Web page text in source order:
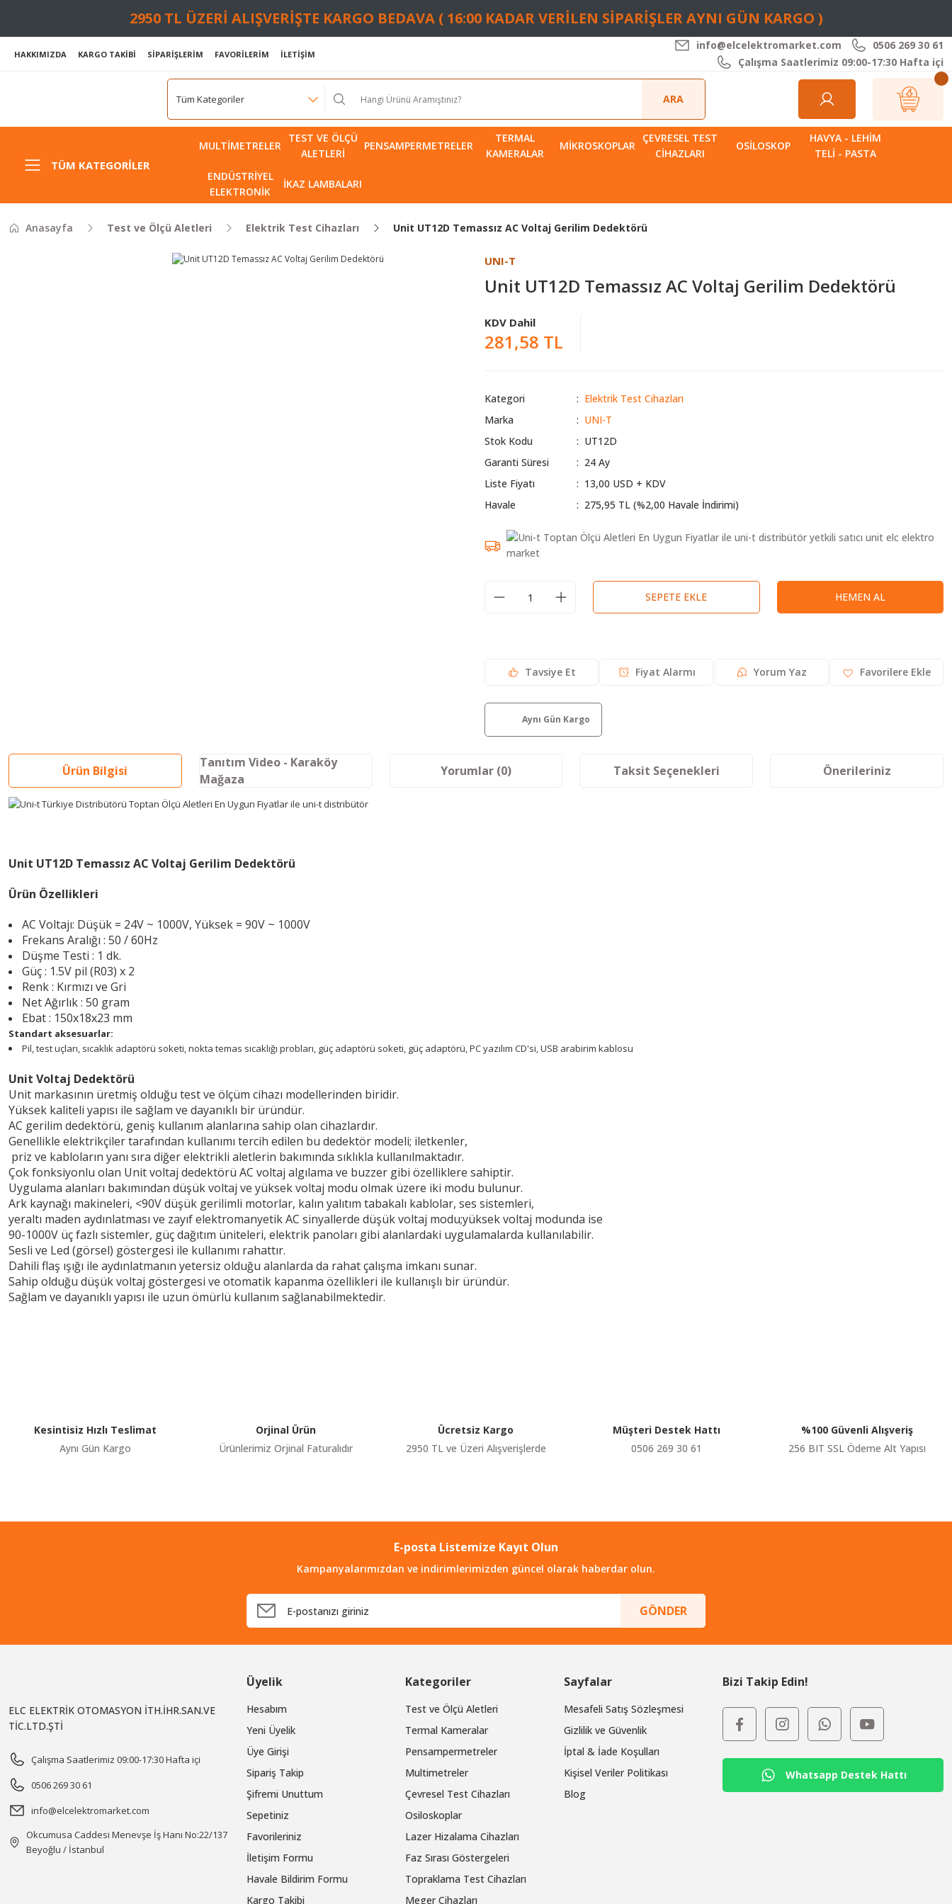
2950 TL ÜZERİ ALIŞVERİŞTE KARGO BEDAVA ( 16:00 KADAR VERİLEN SİPARİŞLER AYNI GÜN KARGO )
HAKKIMIZDA KARGO TAKİBİ SİPARİŞLERİM FAVORİLERİM İLETİŞİM
info@elcelektromarket.com
0506 269 30 61
Çalışma Saatlerimiz 09:00-17:30 Hafta içi
ARA
TÜM KATEGORILER
MULTIMETRELER
TEST VE ÖLÇÜ
ALETLERI
PENSAMPERMETRELER
TERMAL
KAMERALAR
MIKROSKOPLAR
ÇEVRESEL TEST
CIHAZLARI
OSILOSKOP
HAVYA - LEHIM
TELI - PASTA
ENDÜSTRIYEL
ELEKTRONIK
İKAZ LAMBALARI
Anasayfa Test ve Ölçü Aletleri Elektrik Test Cihazları Unit UT12D Temassız AC Voltaj Gerilim Dedektörü
UNI-T
Unit UT12D Temassız AC Voltaj Gerilim Dedektörü
KDV Dahil
281,58 TL
Kategori
Elektrik Test Cihazları
Marka
UNI-T
Stok Kodu
UT12D
Garanti Süresi
24 Ay
Liste Fiyatı
13,00 USD + KDV
Havale
275,95 TL (%2,00 Havale İndirimi)
SEPETE EKLE HEMEN AL
Tavsiye Et Fiyat Alarmı Yorum Yaz
Aynı Gün Kargo
Ürün Bilgisi
Tanıtım Video - Karaköy
Mağaza
Yorumlar (0) Taksit Seçenekleri Önerileriniz
Unit UT12D Temassız AC Voltaj Gerilim Dedektörü
Ürün Özellikleri
AC Voltajı: Düşük = 24V ~ 1000V, Yüksek = 90V ~ 1000V
Frekans Aralığı : 50 / 60Hz
Düşme Testi : 1 dk.
Güç : 1.5V pil (R03) x 2
Renk : Kırmızı ve Gri
Net Ağırlık : 50 gram
Ebat : 150x18x23 mm
Standart aksesuarlar:
Pil, test uçları, sıcaklık adaptörü soketi, nokta temas sıcaklığı probları, güç adaptörü soketi, güç adaptörü, PC yazılım CD'si, USB arabirim kablosu
Unit Voltaj Dedektörü
Unit markasının üretmiş olduğu test ve ölçüm cihazı modellerinden biridir.
Yüksek kaliteli yapısı ile sağlam ve dayanıklı bir üründür.
AC gerilim dedektörü, geniş kullanım alanlarına sahip olan cihazlardır.
Genellikle elektrikçiler tarafından kullanımı tercih edilen bu dedektör modeli; iletkenler,
priz ve kabloların yanı sıra diğer elektrikli aletlerin bakımında sıklıkla kullanılmaktadır.
Çok fonksiyonlu olan Unit voltaj dedektörü AC voltaj algılama ve buzzer gibi özelliklere sahiptir.
Uygulama alanları bakımından düşük voltaj ve yüksek voltaj modu olmak üzere iki modu bulunur.
Ark kaynağı makineleri, <90V düşük gerilimli motorlar, kalın yalıtım tabakalı kablolar, ses sistemleri,
yeraltı maden aydınlatması ve zayıf elektromanyetik AC sinyallerde düşük voltaj modu;yüksek voltaj modunda ise
90-1000V üç fazlı sistemler, güç dağıtım üniteleri, elektrik panoları gibi alanlardaki uygulamalarda kullanılabilir.
Sesli ve Led (görsel) göstergesi ile kullanımı rahattır.
Dahili flaş ışığı ile aydınlatmanın yetersiz olduğu alanlarda da rahat çalışma imkanı sunar.
Sahip olduğu düşük voltaj göstergesi ve otomatik kapanma özellikleri ile kullanışlı bir üründür.
Sağlam ve dayanıklı yapısı ile uzun ömürlü kullanım sağlanabilmektedir.
Ürün bilgilerinde hatalar bulunuyor.
Ürün fiyatı diğer sitelerden daha pahalı.
Gönder
Kesintisiz Hızlı Teslimat
Aynı Gün Kargo
Orjinal Ürün
Ürünlerimiz Orjinal Faturalıdır
Ücretsiz Kargo
2950 TL ve Üzeri Alışverişlerde
Müşteri Destek Hattı
0506 269 30 61
%100 Güvenli Alışveriş
256 BIT SSL Ödeme Alt Yapısı
E-posta Listemize Kayıt Olun
Kampanyalarımızdan ve indirimlerimizden güncel olarak haberdar olun.
GÖNDER
ELC ELEKTRİK OTOMASYON İTH.İHR.SAN.VE
TİC.LTD.ŞTİ
Çalışma Saatlerimiz 09:00-17:30 Hafta içi
0506 269 30 61
info@elcelektromarket.com
Okcumusa Caddesi Menevşe İş Hanı No:22/137
Beyoğlu / İstanbul
Üyelik
Hesabım
Yeni Üyelik
Üye Girişi
Sipariş Takip
Şifremi Unuttum
Sepetiniz
Favorileriniz
İletişim Formu
Havale Bildirim Formu
Kargo Takibi
Kategoriler
Test ve Ölçü Aletleri
Termal Kameralar
Pensampermetreler
Multimetreler
Çevresel Test Cihazları
Osiloskoplar
Lazer Hizalama Cihazları
Faz Sırası Göstergeleri
Topraklama Test Cihazları
Meger Cihazları
Sayfalar
Mesafeli Satış Sözleşmesi
Gizlilik ve Güvenlik
İptal & İade Koşulları
Kişisel Veriler Politikası
Blog
Bizi Takip Edin!
Whatsapp Destek Hattı